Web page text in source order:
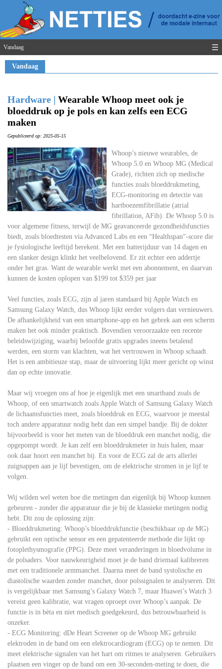
Vandaag ☰
Vandaag
Hardware | Wearable Whoop meet ook je
bloeddruk op je pols en kan zelfs een ECG
maken
Gepubliceerd op: 2025-05-15
Whoop’s nieuwe wearables, de
Whoop 5.0 en Whoop MG (Medical
Grade), richten zich op medische
functies zoals bloeddrukmeting,
ECG-monitoring en detectie van
hartboezemfibrillatie (atrial
fibrillation, AFib). De Whoop 5.0 is
voor algemene fitness, terwijl de MG geavanceerde gezondheidsfuncties
biedt, zoals bloedtesten via Advanced Labs en een “Healthspan”-score die
je fysiologische leeftijd berekent. Met een batterijduur van 14 dagen en
een slanker design klinkt het veelbelovend. Er zit echter een addertje
onder het gras. Want de wearable werkt met een abonnement, en daarvan
kunnen de kosten oplopen van $199 tot $359 per jaar
Veel functies, zoals ECG, zijn al jaren standaard bij Apple Watch en
Samsung Galaxy Watch, dus Whoop lijkt eerder volgers dan vernieuwers.
De afhankelijkheid van een smartphone-app en het gebrek aan een scherm
maken het ook minder praktisch. Bovendien veroorzaakte een recente
beleidswijziging, waarbij beloofde gratis upgrades ineens betalend
werden, een storm van klachten, wat het vertrouwen in Whoop schaadt.
Het is een ambitieuze stap, maar de uitvoering lijkt meer gericht op winst
dan op echte innovatie.
Maar wij vroegen ons af hoe je eigenlijk met een smartband zoals de
Whoop, of een smartwatch zoals Apple Watch of Samsung Galaxy Watch
de lichaamsfuncties meet, zoals bloeddruk en ECG, waarvoor je meestal
toch andere apparatuur nodig hebt dan een simpel bandje. Bij de dokter
bijvoorbeeld is voor het meten van de bloeddruk een manchet nodig, die
opgepompt wordt. Je kan zelf een bloeddrukmeter in huis halen, maar
ook daar hoort een manchet bij. En voor de ECG zal de arts allerlei
zuignappen aan je lijf bevestigen, om de elektrische stromen in je lijf te
volgen.
Wij wilden wel weten hoe die metingen dan eigenlijk bij Whoop kunnen
gebeuren - zonder die apparatuur die je bij de klassieke metingen nodig
hebt. Dit zou de oplossing zijn:
- Bloeddrukmeting: Whoop’s bloeddrukfunctie (beschikbaar op de MG)
gebruikt een optische sensor en een gepatenteerde methode die lijkt op
fotoplethysmografie (PPG). Deze meet veranderingen in bloedvolume in
de polsaders. Voor nauwkeurigheid moet je de band driemaal kalibreren
met een traditionele armmanchet. Daarna meet de band systolische en
diastolische waarden zonder manchet, door polssignalen te analyseren. Dit
is vergelijkbaar met Samsung’s Galaxy Watch 7, maar Huawei’s Watch 3
vereist geen kalibratie, wat vragen oproept over Whoop’s aanpak. De
functie is in bèta en niet medisch goedgekeurd, dus betrouwbaarheid is
onzeker.
- ECG Monitoring: dDe Heart Screener op de Whoop MG gebruikt
elektroden in de band om een elektrocardiogram (ECG) op te nemen. Dit
meet elektrische signalen van het hart om ritmes te analyseren. Gebruikers
plaatsen een vinger op de band om een 30-seconden-meting te doen, die